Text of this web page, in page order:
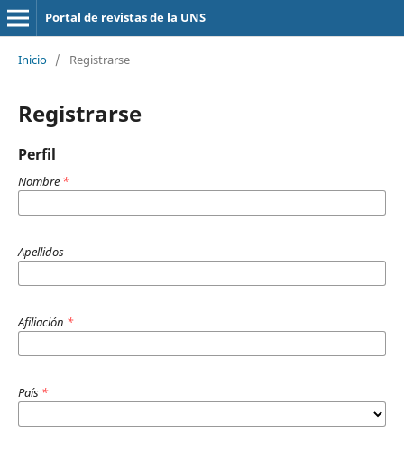
Portal de revistas de la UNS
Inicio / Registrarse
Registrarse
Perfil
Nombre *
Apellidos
Afiliación *
País *